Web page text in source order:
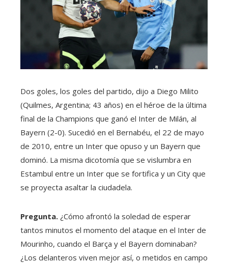
Dos goles, los goles del partido, dijo a Diego Milito
(Quilmes, Argentina; 43 años) en el héroe de la última
final de la Champions que ganó el Inter de Milán, al
Bayern (2-0). Sucedió en el Bernabéu, el 22 de mayo
de 2010, entre un Inter que opuso y un Bayern que
dominó. La misma dicotomía que se vislumbra en
Estambul entre un Inter que se fortifica y un City que
se proyecta asaltar la ciudadela.
Pregunta. ¿Cómo afrontó la soledad de esperar
tantos minutos el momento del ataque en el Inter de
Mourinho, cuando el Barça y el Bayern dominaban?
¿Los delanteros viven mejor así, o metidos en campo